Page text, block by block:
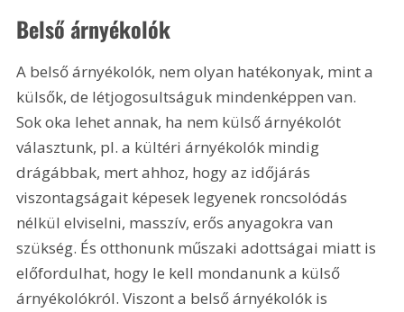
Belső árnyékolók
A belső árnyékolók, nem olyan hatékonyak, mint a
külsők, de létjogosultságuk mindenképpen van.
Sok oka lehet annak, ha nem külső árnyékolót
választunk, pl. a kültéri árnyékolók mindig
drágábbak, mert ahhoz, hogy az időjárás
viszontagságait képesek legyenek roncsolódás
nélkül elviselni, masszív, erős anyagokra van
szükség. És otthonunk műszaki adottságai miatt is
előfordulhat, hogy le kell mondanunk a külső
árnyékolókról. Viszont a belső árnyékolók is